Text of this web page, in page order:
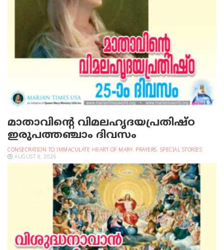
മാതാവിന്റെ വിമലഹൃദയപ്രതിഷ്ഠ
ഇരുപത്തഞ്ചാം ദിവസം
CONSECRATION TO IMMACULATE HEART OF MARY, PRAYERS, SPECIAL STORIES
AUGUST 8, 2026